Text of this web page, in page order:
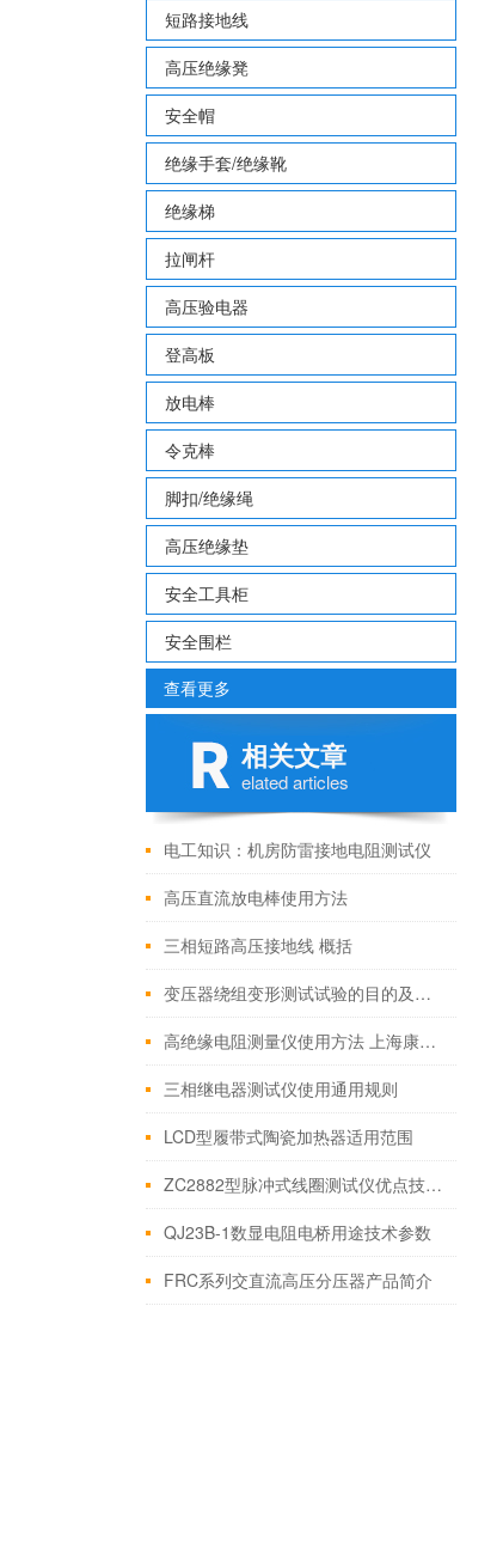
短路接地线
高压绝缘凳
安全帽
绝缘手套/绝缘靴
绝缘梯
拉闸杆
高压验电器
登高板
放电棒
令克棒
脚扣/绝缘绳
高压绝缘垫
安全工具柜
安全围栏
查看更多
相关文章
elated articles
电工知识：机房防雷接地电阻测试仪
高压直流放电棒使用方法
三相短路高压接地线 概括
变压器绕组变形测试试验的目的及周期
高绝缘电阻测量仪使用方法 上海康登电气科技有限公司
三相继电器测试仪使用通用规则
LCD型履带式陶瓷加热器适用范围
ZC2882型脉冲式线圈测试仪优点技术参数
QJ23B-1数显电阻电桥用途技术参数
FRC系列交直流高压分压器产品简介